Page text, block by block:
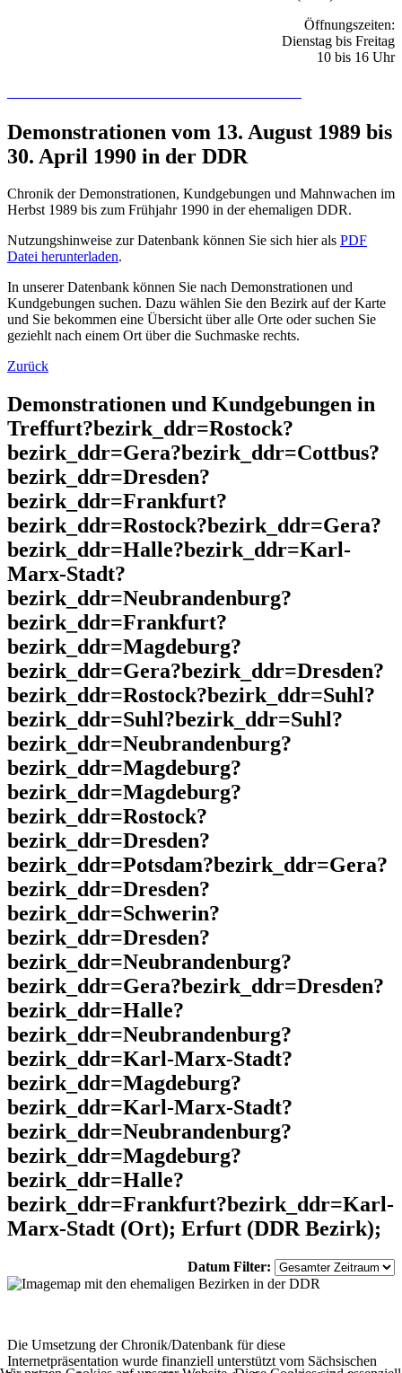
Öffnungszeiten:
Dienstag bis Freitag
10 bis 16 Uhr
Demonstrationen vom 13. August 1989 bis
30. April 1990 in der DDR
Chronik der Demonstrationen, Kundgebungen und Mahnwachen im
Herbst 1989 bis zum Frühjahr 1990 in der ehemaligen DDR.
Nutzungshinweise zur Datenbank können Sie sich hier als PDF
Datei herunterladen.
In unserer Datenbank können Sie nach Demonstrationen und
Kundgebungen suchen. Dazu wählen Sie den Bezirk auf der Karte
und Sie bekommen eine Übersicht über alle Orte oder suchen Sie
geziehlt nach einem Ort über die Suchmaske rechts.
Zurück
Demonstrationen und Kundgebungen in
Treffurt?bezirk_ddr=Rostock?
bezirk_ddr=Gera?bezirk_ddr=Cottbus?
bezirk_ddr=Dresden?
bezirk_ddr=Frankfurt?
bezirk_ddr=Rostock?bezirk_ddr=Gera?
bezirk_ddr=Halle?bezirk_ddr=Karl-
Marx-Stadt?
bezirk_ddr=Neubrandenburg?
bezirk_ddr=Frankfurt?
bezirk_ddr=Magdeburg?
bezirk_ddr=Gera?bezirk_ddr=Dresden?
bezirk_ddr=Rostock?bezirk_ddr=Suhl?
bezirk_ddr=Suhl?bezirk_ddr=Suhl?
bezirk_ddr=Neubrandenburg?
bezirk_ddr=Magdeburg?
bezirk_ddr=Magdeburg?
bezirk_ddr=Rostock?
bezirk_ddr=Dresden?
bezirk_ddr=Potsdam?bezirk_ddr=Gera?
bezirk_ddr=Dresden?
bezirk_ddr=Schwerin?
bezirk_ddr=Dresden?
bezirk_ddr=Neubrandenburg?
bezirk_ddr=Gera?bezirk_ddr=Dresden?
bezirk_ddr=Halle?
bezirk_ddr=Neubrandenburg?
bezirk_ddr=Karl-Marx-Stadt?
bezirk_ddr=Magdeburg?
bezirk_ddr=Karl-Marx-Stadt?
bezirk_ddr=Neubrandenburg?
bezirk_ddr=Magdeburg?
bezirk_ddr=Halle?
bezirk_ddr=Frankfurt?bezirk_ddr=Karl-
Marx-Stadt (Ort); Erfurt (DDR Bezirk);
Datum Filter:
Die Umsetzung der Chronik/Datenbank für diese
Internetpräsentation wurde finanziell unterstützt vom Sächsischen